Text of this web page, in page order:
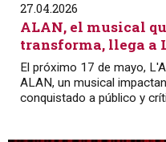
27.04.2026
ALAN, el musical
transforma, llega a
El próximo 17 de mayo,
ALAN, un musical
conquistado a público y